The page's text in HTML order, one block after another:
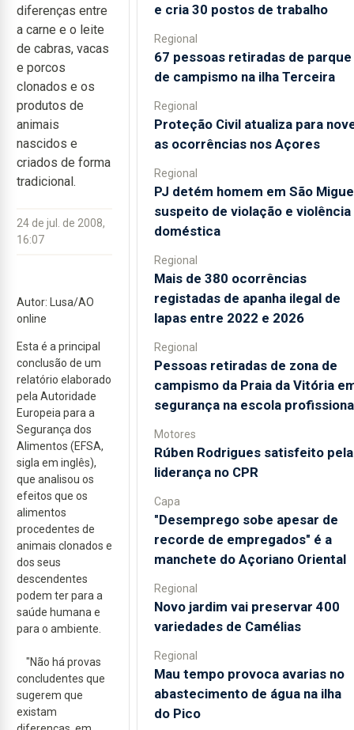
diferenças entre
a carne e o leite
de cabras, vacas
e porcos
clonados e os
produtos de
animais
nascidos e
criados de forma
tradicional.
24 de jul. de 2008,
16:07
Autor: Lusa/AO
online
Esta é a principal
conclusão de um
relatório elaborado
pela Autoridade
Europeia para a
Segurança dos
Alimentos (EFSA,
sigla em inglês),
que analisou os
efeitos que os
alimentos
procedentes de
animais clonados e
dos seus
descendentes
podem ter para a
saúde humana e
para o ambiente.
"Não há provas
concludentes que
sugerem que
existam
e cria 30 postos de trabalho
Regional
67 pessoas retiradas de parque
de campismo na ilha Terceira
Regional
Proteção Civil atualiza para
as ocorrências nos Açores
Regional
PJ detém homem em São
suspeito de violação e violência
doméstica
Regional
Mais de 380 ocorrências
registadas de apanha ilegal de
lapas entre 2022 e 2026
Regional
Pessoas retiradas de zona de
campismo da Praia da Vitória
segurança na escola
Motores
Rúben Rodrigues satisfeito pela
liderança no CPR
Capa
"Desemprego sobe apesar de
recorde de empregados" é a
manchete do Açoriano Oriental
Regional
Novo jardim vai preservar 400
variedades de Camélias
Regional
Mau tempo provoca avarias no
abastecimento de água na ilha
do Pico